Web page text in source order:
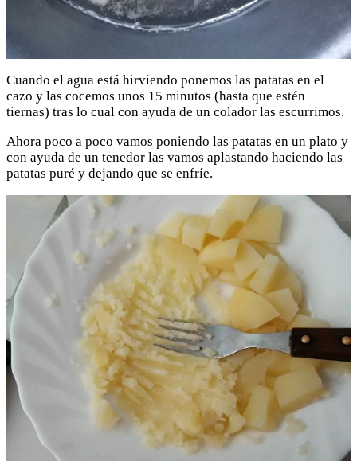
Cuando el agua está hirviendo ponemos las patatas en el
cazo y las cocemos unos 15 minutos (hasta que estén
tiernas) tras lo cual con ayuda de un colador las escurrimos.
Ahora poco a poco vamos poniendo las patatas en un plato y
con ayuda de un tenedor las vamos aplastando haciendo las
patatas puré y dejando que se enfríe.